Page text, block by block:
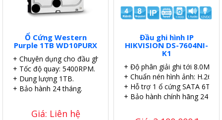
Ổ Cứng Western
Purple 1TB WD10PURX
+ Chuyên dụng cho đầu ghi.
+ Tốc độ quay: 5400RPM.
+ Dung lượng 1TB.
+ Bảo hành 24 tháng.
Giá: Liên hệ
Đầu ghi hình IP
HIKVISION DS-7604NI-
K1
+ Độ phân giải ghi tới 8.0MP.
+ Chuẩn nén hình ảnh: H.265.
+ Hỗ trợ 1 ổ cứng SATA 6TB.
+ Bảo hành chính hãng 24